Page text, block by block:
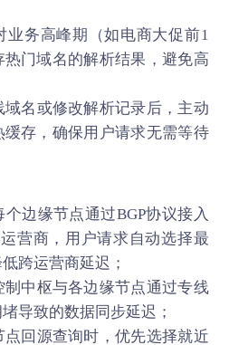
业务高峰期（如电商大促前1
门域名的解析结果，避免高
域名或修改解析记录后，主动
存，确保用户请求无需等待
个边缘节点通过BGP协议接入
营商，用户请求自动选择最
跨运营商延迟；
制中枢与各边缘节点通过专线
导致的数据同步延迟；
点回源查询时，优先选择就近